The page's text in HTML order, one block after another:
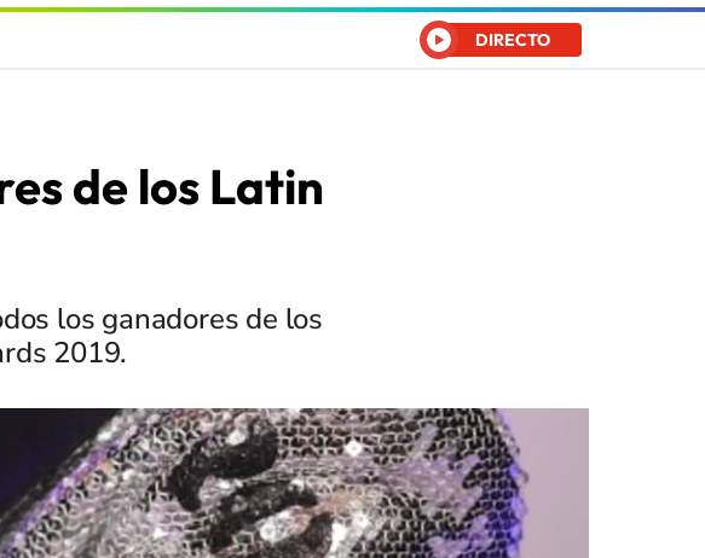
DIRECTO
de los Latin
los ganadores de los
2019.